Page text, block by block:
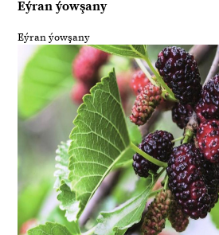
Eýran ýowşany
Eýran ýowşany